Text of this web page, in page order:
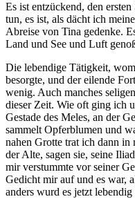
Es ist entzückend, den
tun, es ist, als dächt ich
Abreise von Tina gedenke.
Land und See und Luft
Die lebendige Tätigkeit,
besorgte, und der eilende
wenig. Auch manches
dieser Zeit. Wie oft ging ich
Gestade des Meles, an der
sammelt Opferblumen und
nahen Grotte trat ich dann in
der Alte, sagen sie, seine
mir verstummte vor seiner
Gedicht mir auf und es war,
anders wurd es jetzt